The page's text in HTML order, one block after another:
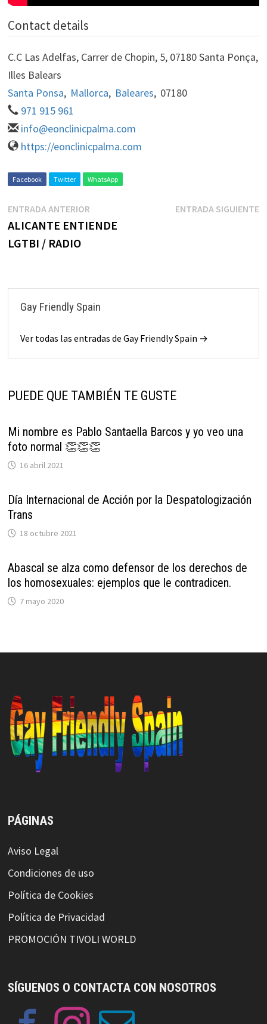
Contact details
C.C Las Adelfas, Carrer de Chopin, 5, 07180 Santa Ponça,
Illes Balears
Santa Ponsa, Mallorca, Baleares, 07180
971 915 961
info@eonclinicpalma.com
https://eonclinicpalma.com
Facebook Twitter WhatsApp
ENTRADA ANTERIOR
ALICANTE ENTIENDE
LGTBI / RADIO
ENTRADA SIGUIENTE
Gay Friendly Spain
Ver todas las entradas de Gay Friendly Spain →
PUEDE QUE TAMBIÉN TE GUSTE
Mi nombre es Pablo Santaella Barcos y yo veo una
foto normal 👏👏👏
16 abril 2021
Día Internacional de Acción por la Despatologización
Trans
18 octubre 2021
Abascal se alza como defensor de los derechos de
los homosexuales: ejemplos que le contradicen.
7 mayo 2020
PÁGINAS
Aviso Legal
Condiciones de uso
Política de Cookies
Política de Privacidad
PROMOCIÓN TIVOLI WORLD
SÍGUENOS O CONTACTA CON NOSOTROS